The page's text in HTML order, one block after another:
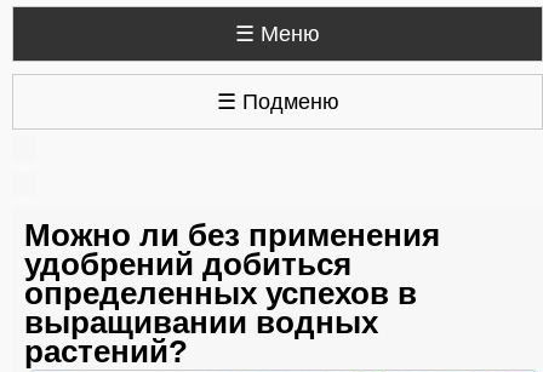
☰ Меню
☰ Подменю
Можно ли без применения
удобрений добиться
определенных успехов в
выращивании водных
растений?